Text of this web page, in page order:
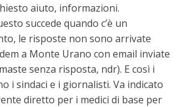
aiuto, informazioni.
succede quando c’è un
le risposte non sono arrivate
a Monte Urano con email inviate
senza risposta, ndr). E così i
i sindaci e i giornalisti. Va indicato
diretto per i medici di base per